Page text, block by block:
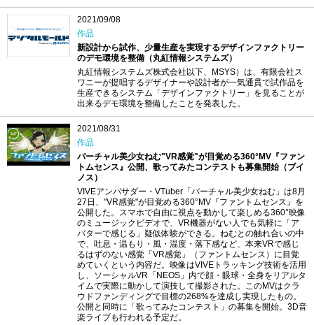
2021/09/08
作品
新設計から試作、少量生産を実現するデザインファクトリー
のデモ環境を整備（丸紅情報システムズ）
丸紅情報システムズ株式会社以下、MSYS）は、有限会社ス
ワニーが提唱するデザイナーや設計者が一気通貫で試作品を
生産できるシステム「デザインファクトリー」を見ることが
出来るデモ環境を整備したことを発表した。
2021/08/31
作品
バーチャル美少女ねむ"VR感覚"が目覚める360°MV『ファン
トムセンス』公開、歌ってみたコンテストも募集開始（ブイ
ノス）
VIVEアンバサダー・VTuber「バーチャル美少女ねむ」は8月
27日、"VR感覚"が目覚める360°MV『ファントムセンス』を
公開した。スマホで自由に視点を動かして楽しめる360°映像
のミュージックビデオで、VR機器がない人でも気軽に「ア
バターで感じる」疑似体験ができる。ねむとの触れ合いの中
で、吐息・温もり・風・温度・落下感など、本来VRで感じ
るはずのない感覚「VR感覚」（ファントムセンス）に目覚
めていくという内容だ。映像はVIVEトラッキング技術を活用
し、ソーシャルVR「NEOS」内で顔・眼球・全身をリアルタ
イムで実際に動かして演技して撮影された。このMVはクラ
ウドファンディングで目標の268%を達成し実現したもの。
公開と同時に「歌ってみたコンテスト」の募集を開始。3D音
楽ライブも行われる予定だ。